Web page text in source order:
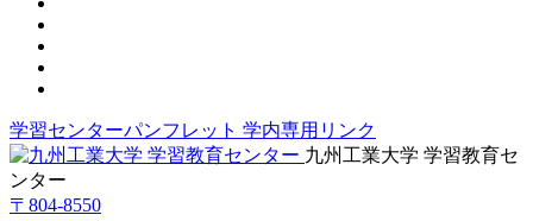
学習センターパンフレット 学内専用リンク
九州工業大学 学習教育セ
ンター
〒804-8550